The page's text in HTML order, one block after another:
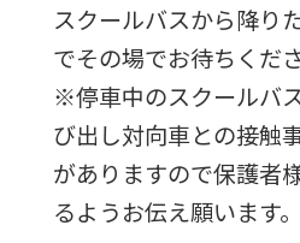
スクールバスから降り
でその場でお待ちくださ
※停車中のスクールバ
び出し対向車との接触
がありますので保護者
るようお伝え願います。
so
it
be